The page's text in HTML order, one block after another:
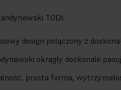
TODI:
design połączony z
okrągły doskonale
prosta forma,